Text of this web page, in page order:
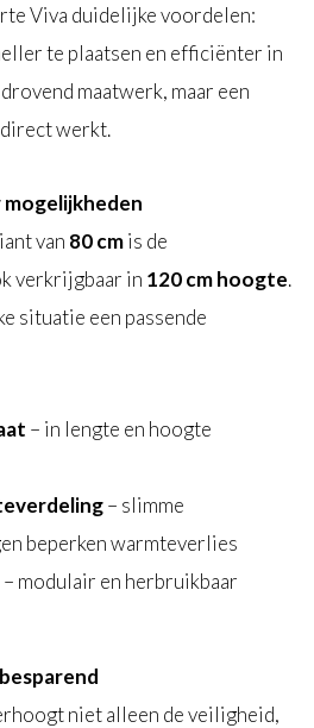
Viva duidelijke voordelen:
te plaatsen en efficiënter in
maatwerk, maar een
werkt.
van 80 cmis de
verkrijgbaar in 120 cmhoogte.
situatie een passende
– in lengte en hoogte
– slimme
beperken warmteverlies
– modulair en herbruikbaar
niet alleen de veiligheid,